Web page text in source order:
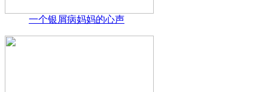
一个银屑病妈妈的心声